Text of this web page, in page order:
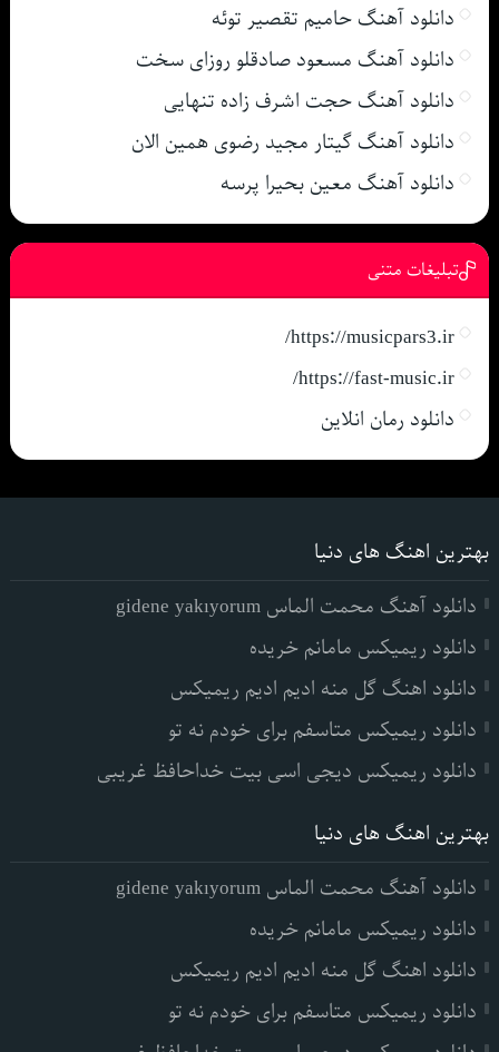
دانلود آهنگ حامیم تقصیر توئه
دانلود آهنگ مسعود صادقلو روزای سخت
دانلود آهنگ حجت اشرف زاده تنهایی
دانلود آهنگ گیتار مجید رضوی همین الان
دانلود آهنگ معین بحیرا پرسه
تبلیغات متنی
https://musicpars3.ir/
https://fast-music.ir/
دانلود رمان انلاین
بهترین اهنگ های دنیا
دانلود آهنگ محمت الماس gidene yakıyorum
دانلود ریمیکس مامانم خریده
دانلود اهنگ گل منه ادیم ادیم ریمیکس
دانلود ریمیکس متاسفم برای خودم نه تو
دانلود ریمیکس دیجی اسی بیت خداحافظ غریبی
بهترین اهنگ های دنیا
دانلود آهنگ محمت الماس gidene yakıyorum
دانلود ریمیکس مامانم خریده
دانلود اهنگ گل منه ادیم ادیم ریمیکس
دانلود ریمیکس متاسفم برای خودم نه تو